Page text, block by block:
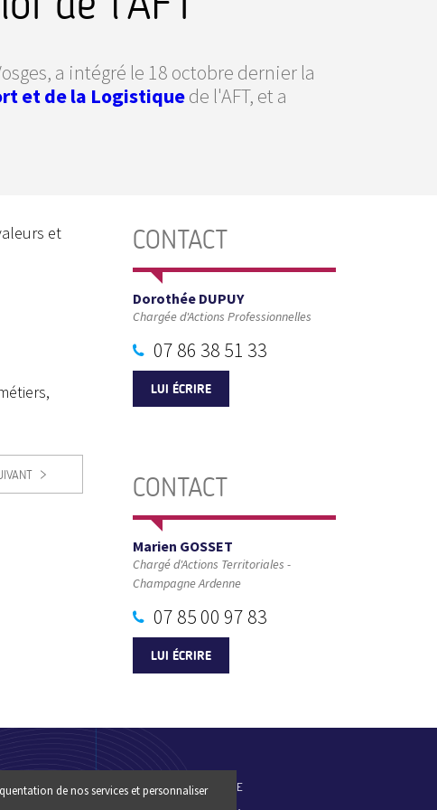
a intégré le 18 octobre dernier la
et de la Logistiquede l'AFT, et a
et
CONTACT
Dorothée DUPUY
Chargée d'Actions Professionnelles
07 86 38 51 33
LUI ÉCRIRE
CONTACT
Marien GOSSET
Chargé d'Actions Territoriales -
Champagne Ardenne
07 85 00 97 83
LUI ÉCRIRE
NOUS
PLAN DU SITE
de nos services et personnaliser